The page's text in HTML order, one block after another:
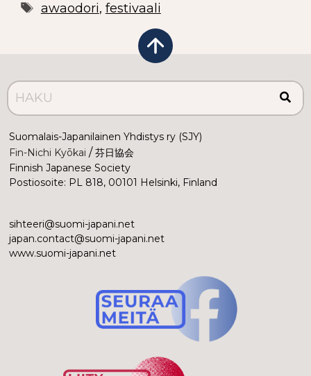
awaodori, festivaali
Suomalais-Japanilainen Yhdistys ry (SJY)
Fin-Nichi Kyōkai / 芬日協会
Finnish Japanese Society
Postiosoite: PL 818, 00101 Helsinki, Finland
sihteeri@suomi-japani.net
japan.contact@suomi-japani.net
www.suomi-japani.net